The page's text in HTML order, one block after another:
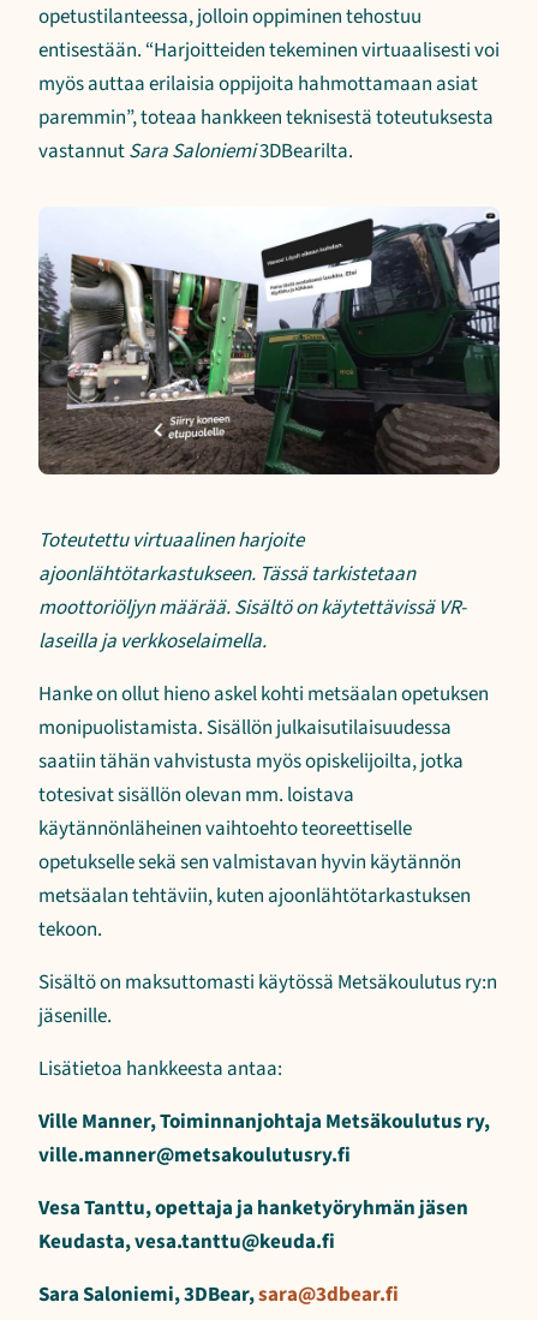
opetustilanteessa, jolloin oppiminen tehostuu
entisestään. “Harjoitteiden tekeminen virtuaalisesti voi
myös auttaa erilaisia oppijoita hahmottamaan asiat
paremmin”, toteaa hankkeen teknisestä toteutuksesta
vastannutSara Saloniemi3DBearilta.
Toteutettu virtuaalinen harjoite
ajoonlähtötarkastukseen. Tässä tarkistetaan
moottoriöljyn määrää. Sisältö on käytettävissä VR-
laseilla ja verkkoselaimella.
Hanke on ollut hieno askel kohti metsäalan opetuksen
monipuolistamista. Sisällön julkaisutilaisuudessa
saatiin tähän vahvistusta myös opiskelijoilta, jotka
totesivat sisällön olevan mm. loistava
käytännönläheinen vaihtoehto teoreettiselle
opetukselle sekä sen valmistavan hyvin käytännön
metsäalan tehtäviin, kuten ajoonlähtötarkastuksen
tekoon.
Sisältö on maksuttomasti käytössä Metsäkoulutus ry:n
jäsenille.
Lisätietoa hankkeesta antaa:
Ville Manner, Toiminnanjohtaja Metsäkoulutus ry,
ville.manner@metsakoulutusry.fi
Vesa Tanttu, opettaja ja hanketyöryhmän jäsen
Keudasta, vesa.tanttu@keuda.fi
Sara Saloniemi, 3DBear,sara@3dbear.fi